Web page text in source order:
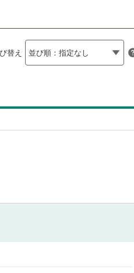
替え
広島 山口
高知
る
木津川市(1)
る
御陵平林町(1)
京都丹後鉄道宮舞線( 0)
る
24時間有人管理（2）
条件を見る